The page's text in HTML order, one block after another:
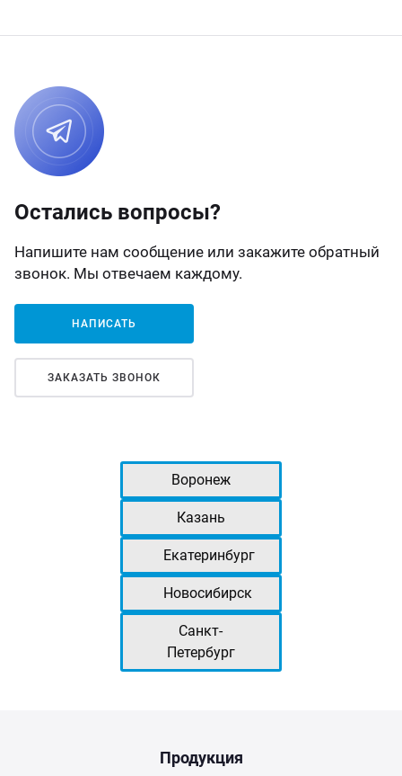
Остались вопросы?
Напишите нам сообщение или закажите обратный
звонок. Мы отвечаем каждому.
НАПИСАТЬ
ЗАКАЗАТЬ ЗВОНОК
Воронеж
Казань
Екатеринбург
Новосибирск
Санкт-
Петербург
Продукция